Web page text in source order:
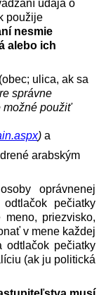
údaja o
použije
nesmie
alebo ich
ulica, ak sa
správne
možné použiť
)a
arabským
oprávnenej
pečiatky
priezvisko,
v mene každej
odtlačok pečiatky
(ak ju politická